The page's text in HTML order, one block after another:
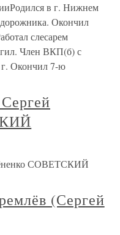
в г. Нижнем
Окончил
слесарем
Член ВКП(б) с
Окончил 7-ю
СОВЕТСКИЙ
(Сергей